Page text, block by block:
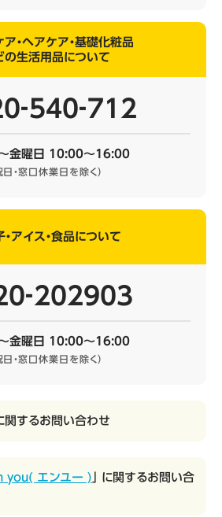
・ヘアケア・基礎化粧品
の生活用品について
金曜日 10:00～16:00
日・窓口休業日を除く）
・アイス・食品について
金曜日 10:00～16:00
日・窓口休業日を除く）
に関するお問い合わせ
you( エンユー ) 」 に関するお問い合